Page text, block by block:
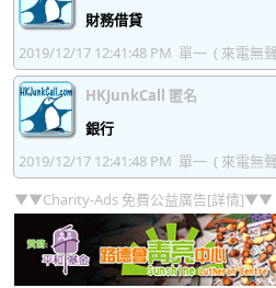
37046032
37046033
37046036
37046037
37046040
37046041
37046044
37046048
37046049
37046052
37046053
37046056
37046057
財務借貸
2019/12/17 12:41:48 PM 單一 ( 來電無
HKJunkCall 匿名
銀行
2019/12/17 12:41:48 PM 單一 ( 來電無
▼▼Charity-Ads 免費公益廣告[詳情]▼▼